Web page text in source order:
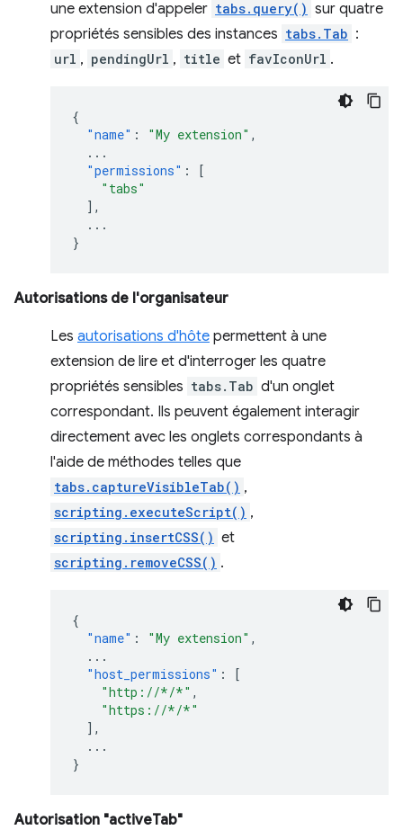
une extension d'appeler tabs.query() sur quatre
propriétés sensibles des instances tabs.Tab :
url , pendingUrl , title et favIconUrl .
{
"name" : "My extension" ,
...
"permissions" :
[
"tabs"
],
...
}
Autorisations de l'organisateur
Les autorisations d'hôte permettent à une
extension de lire et d'interroger les quatre
propriétés sensibles tabs.Tab d'un onglet
correspondant. Ils peuvent également interagir
directement avec les onglets correspondants à
l'aide de méthodes telles que
tabs.captureVisibleTab() ,
scripting.executeScript() ,
scripting.insertCSS() et
scripting.removeCSS() .
{
"name" : "My extension" ,
...
"host_permissions" :
[
"http://*/*" ,
"https://*/*"
],
...
}
Autorisation "activeTab"